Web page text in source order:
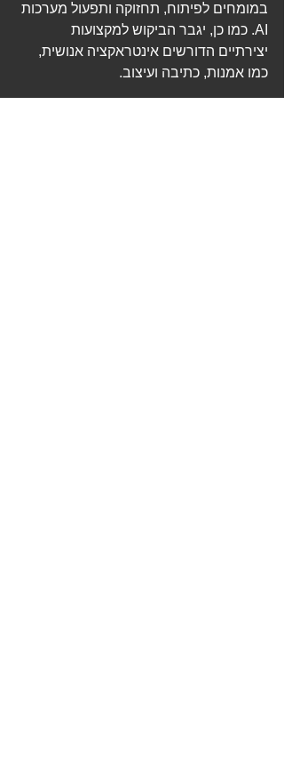
במומחים לפיתוח, תחזוקה ותפעול מערכות
AI. כמו כן, יגבר הביקוש למקצועות
יצירתיים הדורשים אינטראקציה אנושית,
כמו אמנות, כתיבה ועיצוב.